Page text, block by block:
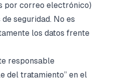
por correo electrónico)
seguridad. No es
los datos frente
responsable
del tratamiento” en el